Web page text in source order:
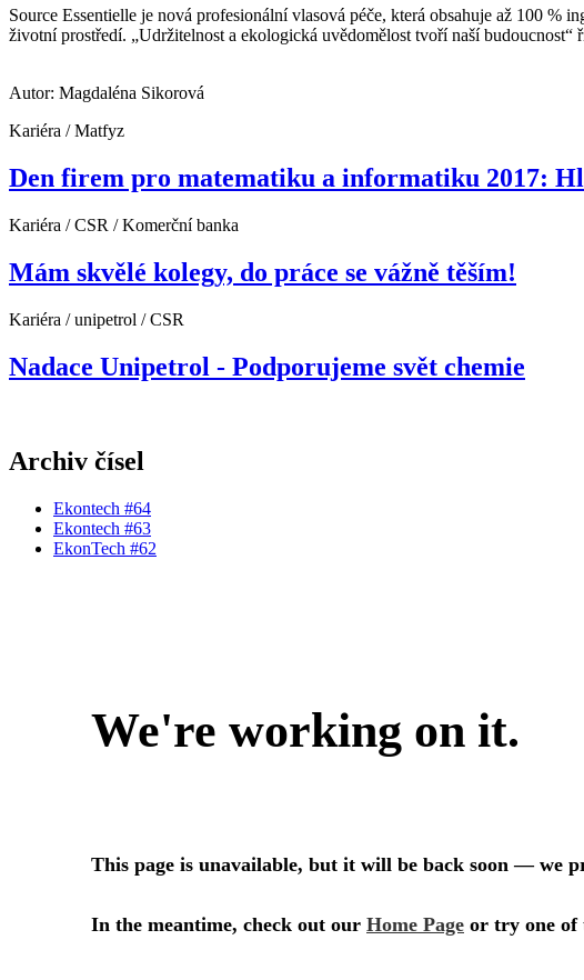
Source Essentielle je nová profesionální vlasová péče, která obsahuje až 100 %
životní prostředí. „Udržitelnost a ekologická uvědomělost tvoří naší
Autor: Magdaléna Sikorová
Kariéra / Matfyz
Den firem pro matematiku a informatiku 2017:
Kariéra / CSR / Komerční banka
Mám skvělé kolegy, do práce se vážně těším!
Kariéra / unipetrol / CSR
Nadace Unipetrol - Podporujeme svět chemie
Archiv čísel
Ekontech #64
Ekontech #63
EkonTech #62